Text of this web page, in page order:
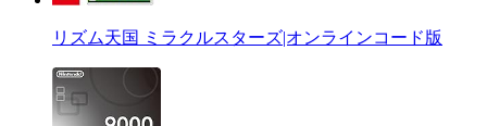
リズム天国 ミラクルスターズ|オンラインコード版